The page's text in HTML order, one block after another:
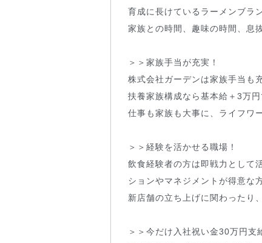
育成に長けているラーメンブラ
家族との時間、趣味の時間、息
＞＞家族手当が充実！
株式会社ガーデンは家族手当も
扶養家族構成なら基本給＋3万
仕事も家族も大事に、ライフワ
＞＞経験を活かせる職場！
飲食経験者の方は即戦力として
ションやマネジメントが得意な
新店舗の立ち上げに関わったり
＞＞今だけ入社祝い金30万円支